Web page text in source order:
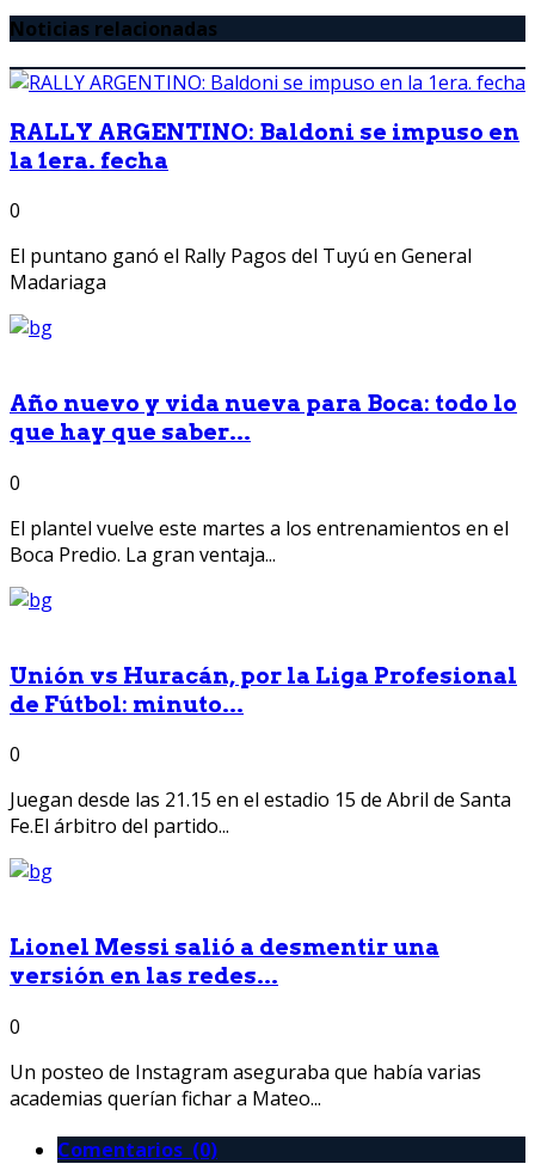
Noticias relacionadas
RALLY ARGENTINO: Baldoni se impuso en
la 1era. fecha
0
El puntano ganó el Rally Pagos del Tuyú en General
Madariaga
Año nuevo y vida nueva para Boca: todo lo
que hay que saber...
0
El plantel vuelve este martes a los entrenamientos en el
Boca Predio. La gran ventaja...
Unión vs Huracán, por la Liga Profesional
de Fútbol: minuto...
0
Juegan desde las 21.15 en el estadio 15 de Abril de Santa
Fe.El árbitro del partido...
Lionel Messi salió a desmentir una
versión en las redes...
0
Un posteo de Instagram aseguraba que había varias
academias querían fichar a Mateo...
Comentarios (0)